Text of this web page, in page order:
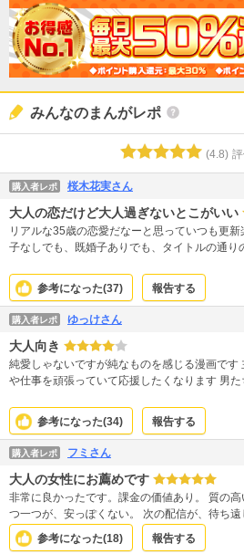
みんなのまんがレポ
(4.8)
購入者レポ 桜木花実さん
大人の恋だけど大人過ぎないとこがいい
リアルな35歳の恋愛だなーと思っていつも更
子なしでも、既婚子ありでも、タイトルの通り
くものがあると思います。これがドラマ化した
に想像してしまいます。
参考になった(37) 報告する
購入者レポ ゆっけさん
大人向き
純愛しゃないですが純なものを感じる漫画です
や仕事を頑張っていて応援したくなります 男
参考になった(34) 報告する
購入者レポ フミさん
大人の女性にお薦めです
非常に良かったです。課金の価値あり。 質の
つ一つが、安っぽくない。 次の配信が、待ち遠
参考になった(18) 報告する